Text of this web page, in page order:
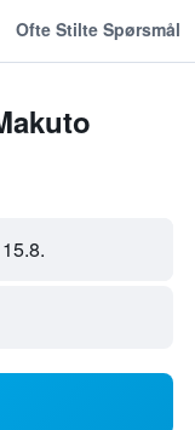
Ofte Stilte Spørsmål